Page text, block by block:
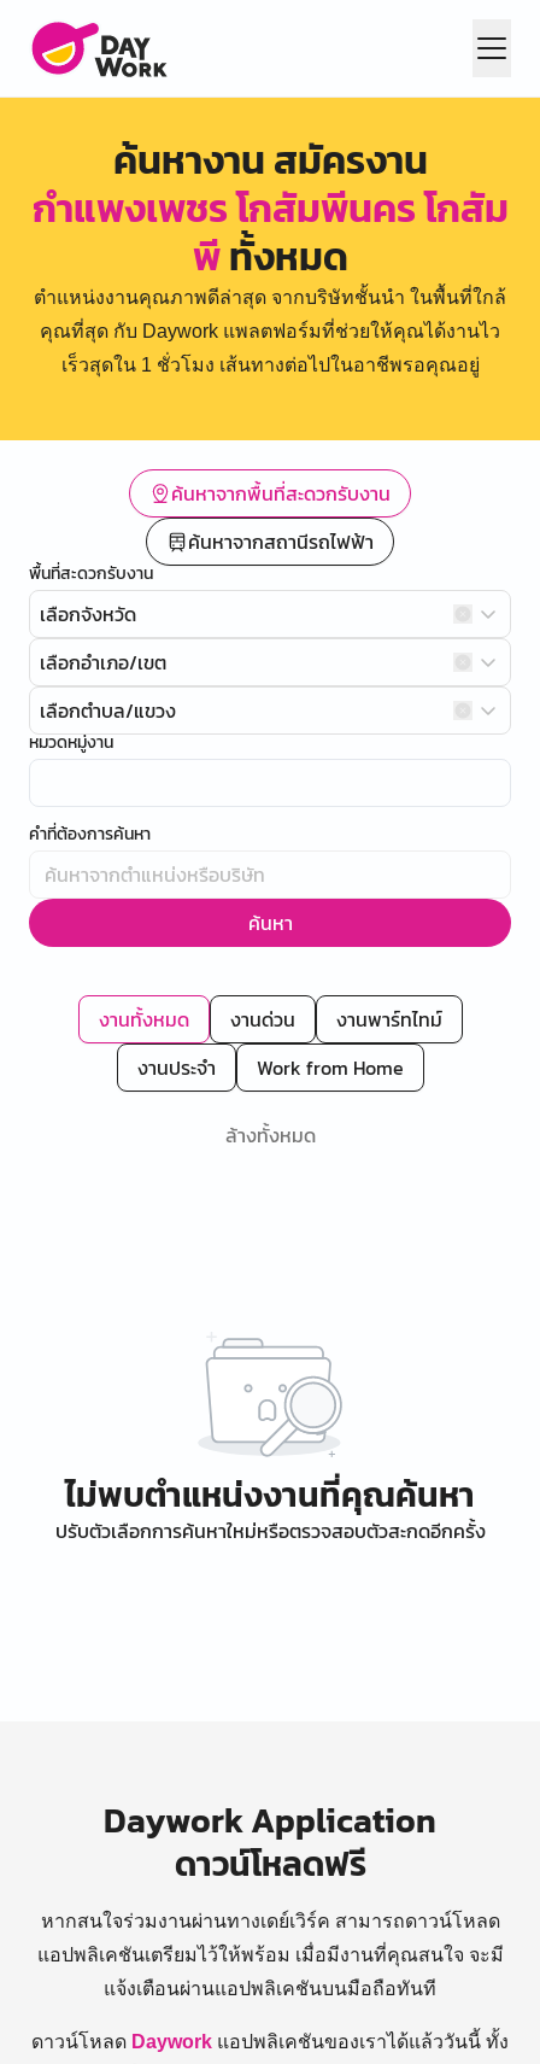
ค้นหางาน สมัครงาน
กำแพงเพชร โกสัมพีนคร โกสัม
พีทั้งหมด
ตำแหน่งงานคุณภาพดีล่าสุด จากบริษัทชั้นนำ ในพื้นที่ใกล้
คุณที่สุด กับ Daywork แพลตฟอร์มที่ช่วยให้คุณได้งานไว
เร็วสุดใน 1 ชั่วโมง เส้นทางต่อไปในอาชีพรอคุณอยู่
ค้นหาจากพื้นที่สะดวกรับงาน
ค้นหาจากสถานีรถไฟฟ้า
พื้นที่สะดวกรับงาน
เลือกจังหวัด
เลือกอำเภอ/เขต
เลือกตำบล/แขวง
หมวดหมู่งาน
คำที่ต้องการค้นหา
ค้นหา
งานทั้งหมด งานด่วน
งานพาร์ทไทม์
งานประจำ
Work from Home
ล้างทั้งหมด
ไม่พบตำแหน่งงานที่คุณค้นหา
ปรับตัวเลือกการค้นหาใหม่หรือตรวจสอบตัวสะกดอีกครั้ง
Daywork Application
ดาวน์โหลดฟรี
หากสนใจร่วมงานผ่านทางเดย์เวิร์ค สามารถดาวน์โหลด
แอปพลิเคชันเตรียมไว้ให้พร้อม เมื่อมีงานที่คุณสนใจ จะมี
แจ้งเตือนผ่านแอปพลิเคชันบนมือถือทันที
ดาวน์โหลด Daywork แอปพลิเคชันของเราได้แล้ววันนี้ ทั้ง